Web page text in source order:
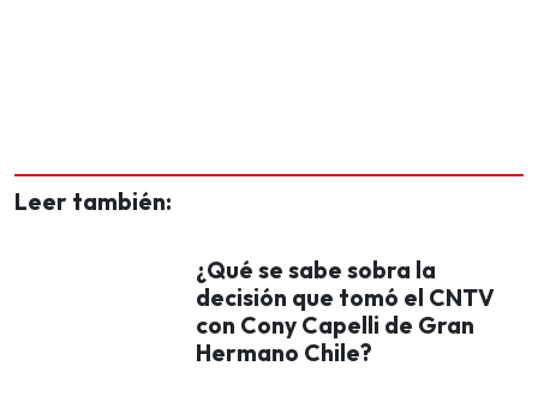
Leer también:
¿Qué se sabe sobra la
decisión que tomó el CNTV
con Cony Capelli de Gran
Hermano Chile?